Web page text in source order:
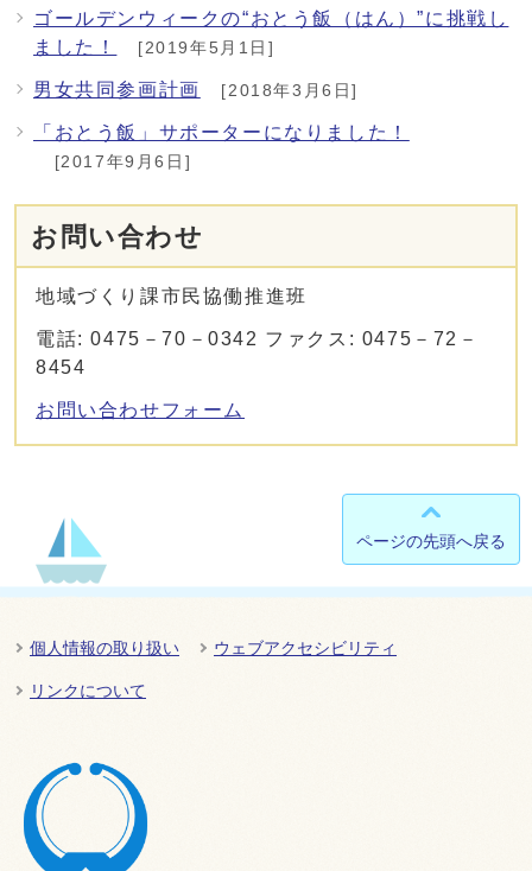
ゴールデンウィークの“おとう飯（はん）”に挑戦し
ました！
[2019年5月1日]
男女共同参画計画 [2018年3月6日]
「おとう飯」サポーターになりました！
[2017年9月6日]
お問い合わせ
地域づくり課市民協働推進班
電話: 0475－70－0342 ファクス: 0475－72－
8454
お問い合わせフォーム
ページの先頭へ戻る
個人情報の取り扱い ウェブアクセシビリティ
リンクについて